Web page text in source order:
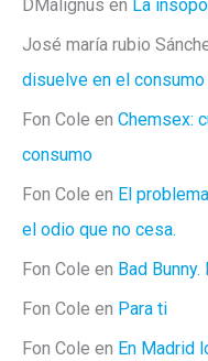
DMalignus en La
José maría rubio
disuelve en el consumo
Fon Cole en Chemsex:
consumo
Fon Cole en El
el odio que no cesa.
Fon Cole en Bad
Fon Cole en Para ti
Fon Cole en En Madrid